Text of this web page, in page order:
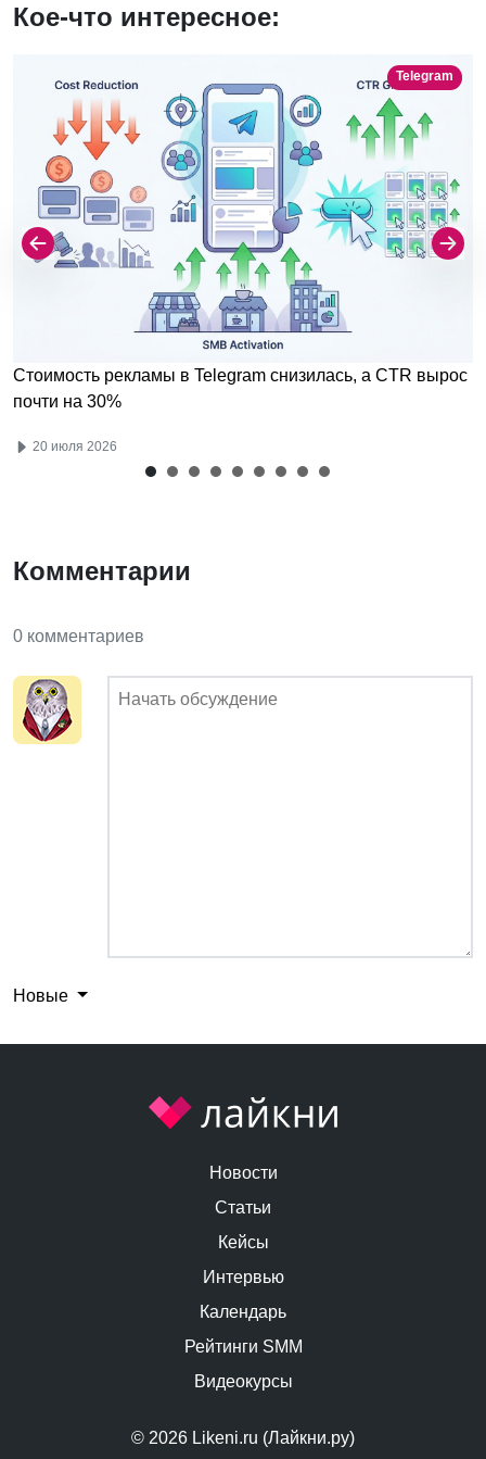
Кое-что интересное:
Telegram
Стоимость рекламы в Telegram снизилась, а CTR вырос
почти на 30%
20 июля 2026
Комментарии
0 комментариев
Новые
© 2026 Likeni.ru (Лайкни.ру)
Новости
Статьи
Кейсы
Интервью
Календарь
Рейтинги SMM
Видеокурсы